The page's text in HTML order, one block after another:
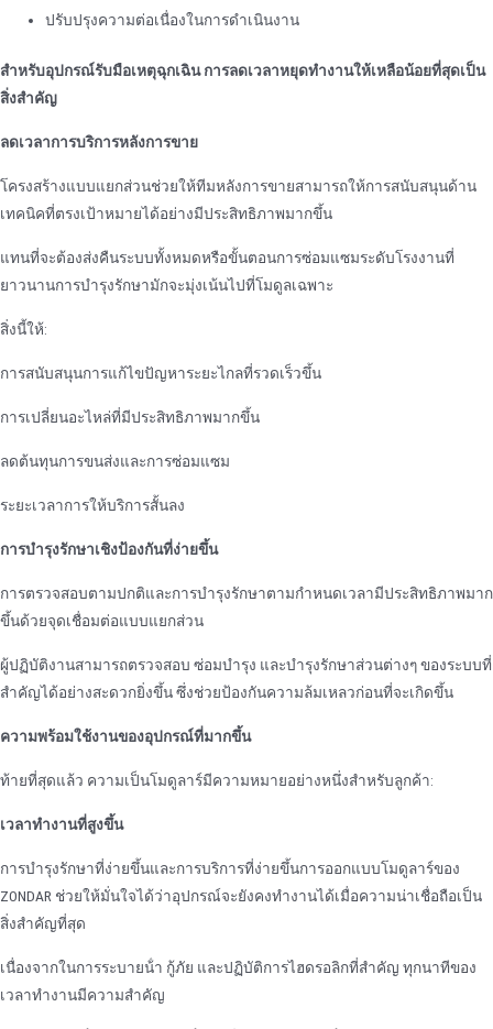
ปรับปรุงความต่อเนื่องในการดําเนินงาน
สําหรับอุปกรณ์รับมือเหตุฉุกเฉิน การลดเวลาหยุดทํางานให้เหลือน้อยที่สุดเป็น
สิ่งสําคัญ
ลดเวลาการบริการหลังการขาย
โครงสร้างแบบแยกส่วนช่วยให้ทีมหลังการขายสามารถให้การสนับสนุนด้าน
เทคนิคที่ตรงเป้าหมายได้อย่างมีประสิทธิภาพมากขึ้น
แทนที่จะต้องส่งคืนระบบทั้งหมดหรือขั้นตอนการซ่อมแซมระดับโรงงานที่
ยาวนานการบํารุงรักษามักจะมุ่งเน้นไปที่โมดูลเฉพาะ
สิ่งนี้ให้:
การสนับสนุนการแก้ไขปัญหาระยะไกลที่รวดเร็วขึ้น
การเปลี่ยนอะไหล่ที่มีประสิทธิภาพมากขึ้น
ลดต้นทุนการขนส่งและการซ่อมแซม
ระยะเวลาการให้บริการสั้นลง
การบํารุงรักษาเชิงป้องกันที่ง่ายขึ้น
การตรวจสอบตามปกติและการบํารุงรักษาตามกําหนดเวลามีประสิทธิภาพมาก
ขึ้นด้วยจุดเชื่อมต่อแบบแยกส่วน
ผู้ปฏิบัติงานสามารถตรวจสอบ ซ่อมบํารุง และบํารุงรักษาส่วนต่างๆ ของระบบที่
สําคัญได้อย่างสะดวกยิ่งขึ้น ซึ่งช่วยป้องกันความล้มเหลวก่อนที่จะเกิดขึ้น
ความพร้อมใช้งานของอุปกรณ์ที่มากขึ้น
ท้ายที่สุดแล้ว ความเป็นโมดูลาร์มีความหมายอย่างหนึ่งสําหรับลูกค้า:
เวลาทํางานที่สูงขึ้น
การบํารุงรักษาที่ง่ายขึ้นและการบริการที่ง่ายขึ้นการออกแบบโมดูลาร์ของ
ZONDAR ช่วยให้มั่นใจได้ว่าอุปกรณ์จะยังคงทํางานได้เมื่อความน่าเชื่อถือเป็น
สิ่งสําคัญที่สุด
เนื่องจากในการระบายน้ํา กู้ภัย และปฏิบัติการไฮดรอลิกที่สําคัญ ทุกนาทีของ
เวลาทํางานมีความสําคัญ